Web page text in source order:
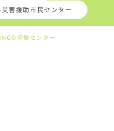
害援助市民センター
恊働センター